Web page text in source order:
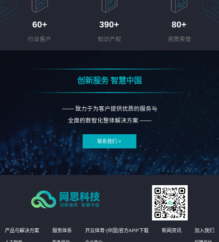
60+
行业客户
390+
知识产权
80+
资质荣誉
创新服务 智慧中国
—— 致力于为客户提供优质的服务与
全面的数智化整体解决方案 ——
联系我们 >
产品与解决方案 服务体系 开云体育·(中国)官方APP下载 新闻资讯 加入我们